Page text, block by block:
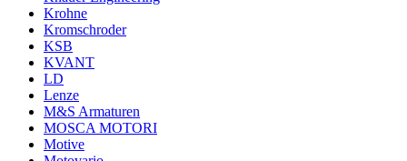
Krohne
Kromschroder
KSB
KVANT
LD
Lenze
M&S Armaturen
MOSCA MOTORI
Motive